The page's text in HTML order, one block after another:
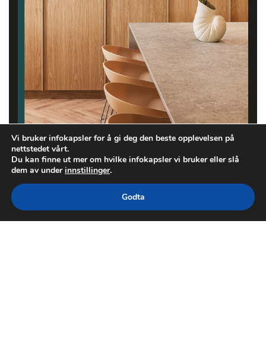
Vi bruker infokapsler for å gi deg den beste opplevelsen på
nettstedet vårt.
Du kan finne ut mer om hvilke infokapsler vi bruker eller slå
dem av underinnstillinger.
Godta